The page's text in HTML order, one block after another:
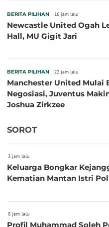
BERITA PILIHAN 16 jam lalu
Newcastle United Ogah
Hall, MU Gigit Jari
BERITA PILIHAN 22 jam lalu
Manchester United Mulai
Negosiasi, Juventus
Joshua Zirkzee
SOROT
3 jam lalu
Keluarga Bongkar
Kematian Mantan Istri
8 jam lalu
Profil Muhammad Soleh